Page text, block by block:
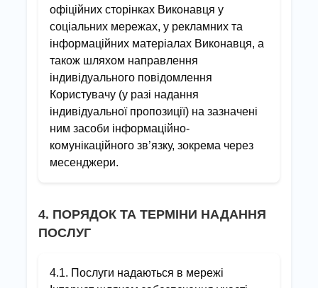
офіційних сторінках Виконавця у
соціальних мережах, у рекламних та
інформаційних матеріалах Виконавця, а
також шляхом направлення
індивідуального повідомлення
Користувачу (у разі надання
індивідуальної пропозиції) на зазначені
ним засоби інформаційно-
комунікаційного зв’язку, зокрема через
месенджери.
4. ПОРЯДОК ТА ТЕРМІНИ НАДАННЯ
ПОСЛУГ
4.1. Послуги надаються в мережі